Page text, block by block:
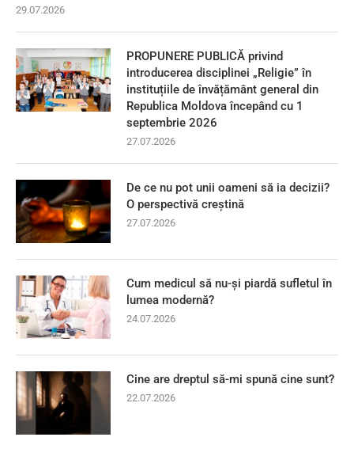
29.07.2026
PROPUNERE PUBLICĂ privind
introducerea disciplinei „Religie” în
instituțiile de învățământ general din
Republica Moldova începând cu 1
septembrie 2026
27.07.2026
De ce nu pot unii oameni să ia decizii?
O perspectivă creștină
27.07.2026
Cum medicul să nu-și piardă sufletul în
lumea modernă?
24.07.2026
Cine are dreptul să-mi spună cine sunt?
22.07.2026